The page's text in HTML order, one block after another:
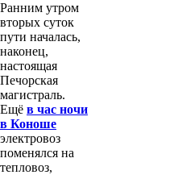
Ранним утром
вторых суток
пути началась,
наконец,
настоящая
Печорская
магистраль.
Ещё в час ночи
в Коноше
электровоз
поменялся на
тепловоз,